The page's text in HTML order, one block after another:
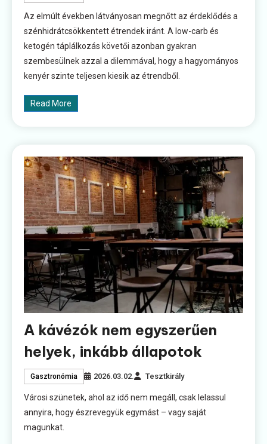
Az elmúlt években látványosan megnőtt az érdeklődés a
szénhidrátcsökkentett étrendek iránt. A low-carb és
ketogén táplálkozás követői azonban gyakran
szembesülnek azzal a dilemmával, hogy a hagyományos
kenyér szinte teljesen kiesik az étrendből.
Read More
A kávézók nem egyszerűen
helyek, inkább állapotok
Gasztronómia 2026.03.02. Tesztkirály
Városi szünetek, ahol az idő nem megáll, csak lelassul
annyira, hogy észrevegyük egymást – vagy saját
magunkat.